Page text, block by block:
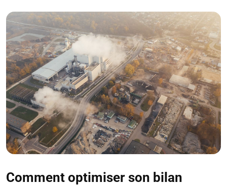
Comment optimiser son bilan